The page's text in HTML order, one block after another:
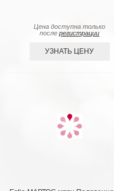
Цена доступна только
послерегистрации
УЗНАТЬ ЦЕНУ